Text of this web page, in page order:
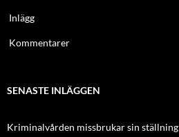
Inlägg
Kommentarer
SENASTE INLÄGGEN
Kriminalvården missbrukar sin ställning